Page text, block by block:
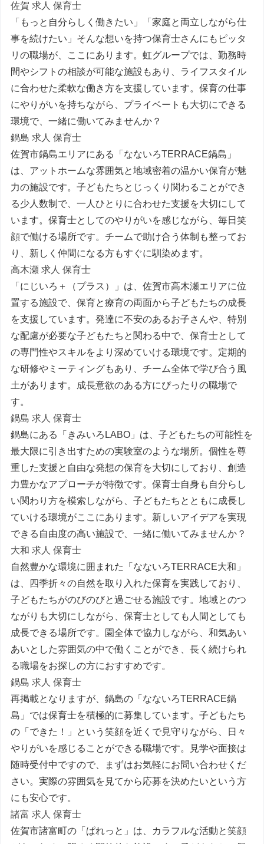
佐賀 求人 保育士
「もっと自分らしく働きたい」「家庭と両立しながら仕
事を続けたい」そんな想いを持つ保育士さんにもピッタ
リの職場が、ここにあります。虹グループでは、勤務時
間やシフトの相談が可能な施設もあり、ライフスタイル
に合わせた柔軟な働き方を支援しています。保育の仕事
にやりがいを持ちながら、プライベートも大切にできる
環境で、一緒に働いてみませんか？
鍋島 求人 保育士
佐賀市鍋島エリアにある「なないろTERRACE鍋島」
は、アットホームな雰囲気と地域密着の温かい保育が魅
力の施設です。子どもたちとじっくり関わることができ
る少人数制で、一人ひとりに合わせた支援を大切にして
います。保育士としてのやりがいを感じながら、毎日笑
顔で働ける場所です。チームで助け合う体制も整ってお
り、新しく仲間になる方もすぐに馴染めます。
高木瀬 求人 保育士
「にじいろ＋（プラス）」は、佐賀市高木瀬エリアに位
置する施設で、保育と療育の両面から子どもたちの成長
を支援しています。発達に不安のあるお子さんや、特別
な配慮が必要な子どもたちと関わる中で、保育士として
の専門性やスキルをより深めていける環境です。定期的
な研修やミーティングもあり、チーム全体で学び合う風
土があります。成長意欲のある方にぴったりの職場で
す。
鍋島 求人 保育士
鍋島にある「きみいろLABO」は、子どもたちの可能性を
最大限に引き出すための実験室のような場所。個性を尊
重した支援と自由な発想の保育を大切にしており、創造
力豊かなアプローチが特徴です。保育士自身も自分らし
い関わり方を模索しながら、子どもたちとともに成長し
ていける環境がここにあります。新しいアイデアを実現
できる自由度の高い施設で、一緒に働いてみませんか？
大和 求人 保育士
自然豊かな環境に囲まれた「なないろTERRACE大和」
は、四季折々の自然を取り入れた保育を実践しており、
子どもたちがのびのびと過ごせる施設です。地域とのつ
ながりも大切にしながら、保育士としても人間としても
成長できる場所です。園全体で協力しながら、和気あい
あいとした雰囲気の中で働くことができ、長く続けられ
る職場をお探しの方におすすめです。
鍋島 求人 保育士
再掲載となりますが、鍋島の「なないろTERRACE鍋
島」では保育士を積極的に募集しています。子どもたち
の「できた！」という笑顔を近くで見守りながら、日々
やりがいを感じることができる職場です。見学や面接は
随時受付中ですので、まずはお気軽にお問い合わせくだ
さい。実際の雰囲気を見てから応募を決めたいという方
にも安心です。
諸富 求人 保育士
佐賀市諸富町の「ぱれっと」は、カラフルな活動と笑顔